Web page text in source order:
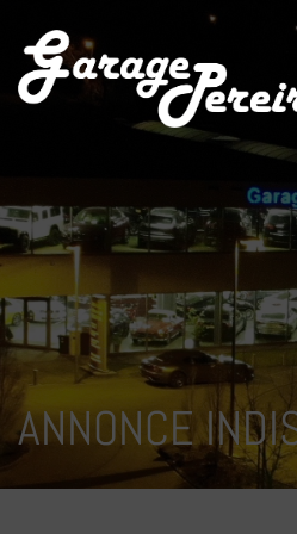
ANNONCE
Paramètres avancés des cookies